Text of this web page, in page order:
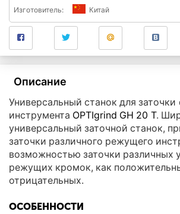
Изготовитель:
Китай
Описание
Универсальный станок для заточки
инструмента OPTIgrind GH 20 T.
универсальный заточной станок,
заточки различного режущего
возможностью заточки различных
режущих кромок, как
отрицательных.
ОСОБЕННОСТИ